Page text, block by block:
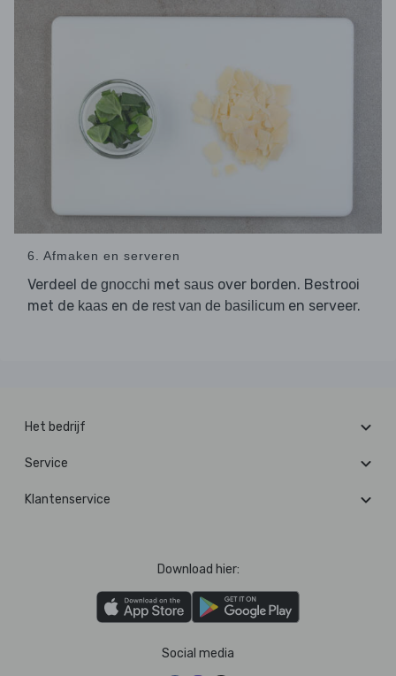
6. Afmaken en serveren
Verdeel de gnocchi met saus over borden. Bestrooi
met de kaas en de rest van de basilicum en serveer.
Het bedrijf
Service
Klantenservice
Download hier:
Social media